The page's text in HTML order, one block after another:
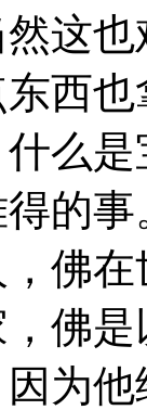
这
西
么
的
佛
佛
为